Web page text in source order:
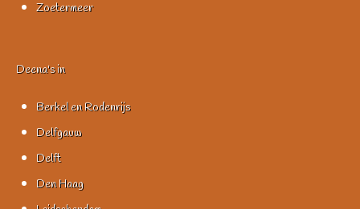
Zoetermeer
Deena's in
Berkel en Rodenrijs
Delfgauw
Delft
Den Haag